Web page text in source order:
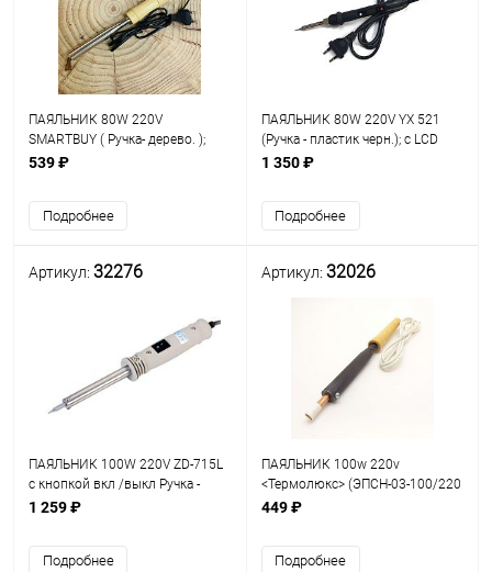
ПАЯЛЬНИК 80W 220V
SMARTBUY ( Ручка- дерево. );
нихромовый нагреватель;
"клина"); d=7,5мм; t рабоч: до
300°C; L пров.1м
539 ₽
Подробнее
ПАЯЛЬНИК 80W 220V YX 521
(Ручка - пластик черн.); с LCD
дисплеем; цифровой регулятор
нагревательный элемент; Ya Xun
1 350 ₽
Подробнее
Артикул: 32276
ПАЯЛЬНИК 100W 220V ZD-715L
с кнопкой вкл /выкл Ручка -
пластик; нихромовый
PROFESSIONAL
1 259 ₽
Подробнее
Артикул: 32026
ПАЯЛЬНИК 100w 220v
<Термолюкс> (ЭПСН-03-100/220
) Ручка-дерево; откруч.медное
рабоч.дл.=30мм); класс
защиты-2; вр.разогр
449 ₽
Подробнее